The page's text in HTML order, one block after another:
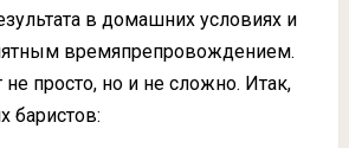
в домашних условиях и
времяпрепровождением.
не просто, но и не сложно. Итак,
баристов: